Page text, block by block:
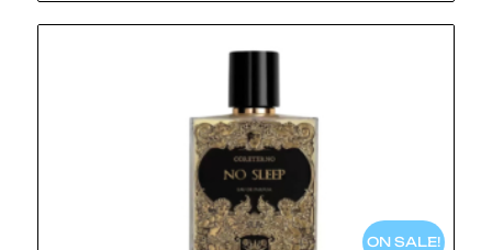
ON SALE!